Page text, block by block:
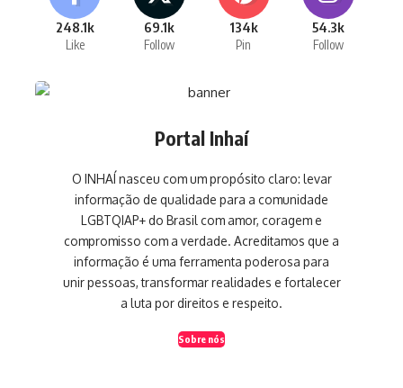
248.1k
Like
69.1k
Follow
134k
Pin
54.3k
Follow
Portal Inhaí
O INHAÍ nasceu com um propósito claro: levar
informação de qualidade para a comunidade
LGBTQIAP+ do Brasil com amor, coragem e
compromisso com a verdade. Acreditamos que a
informação é uma ferramenta poderosa para
unir pessoas, transformar realidades e fortalecer
a luta por direitos e respeito.
Sobre nós